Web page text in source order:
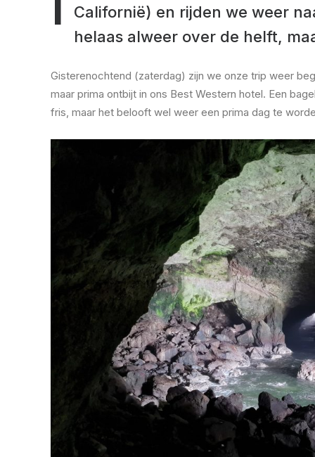
Californië) en rijden we weer
helaas alweer over de helft,
Gisterenochtend (zaterdag) zijn we onze trip weer
maar prima ontbijt in ons Best Western hotel. Een
fris, maar het belooft wel weer een prima dag te